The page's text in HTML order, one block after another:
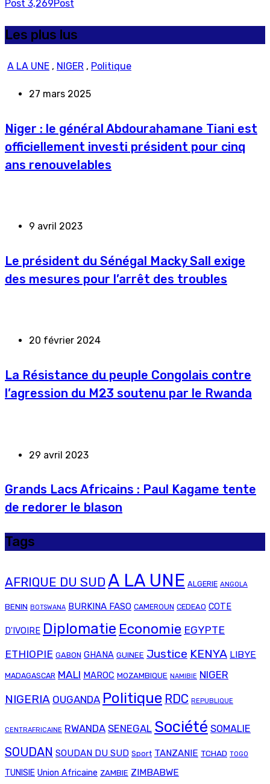
Post 3,269Post
Les plus lus
A LA UNE , NIGER , Politique
27 mars 2025
Niger : le général Abdourahamane Tiani est
officiellement investi président pour cinq
ans renouvelables
9 avril 2023
Le président du Sénégal Macky Sall exige
des mesures pour l’arrêt des troubles
20 février 2024
La Résistance du peuple Congolais contre
l’agression du M23 soutenu par le Rwanda
29 avril 2023
Grands Lacs Africains : Paul Kagame tente
de redorer le blason
Tags
AFRIQUE DU SUD A LA UNE ALGERIE ANGOLA
BENIN BOTSWANA BURKINA FASO CAMEROUN CEDEAO COTE
D'IVOIRE Diplomatie Economie EGYPTE
ETHIOPIE GABON GHANA GUINEE Justice KENYA LIBYE
MADAGASCAR MALI MAROC MOZAMBIQUE NAMIBIE NIGER
NIGERIA OUGANDA Politique RDC REPUBLIQUE
CENTRAFRICAINE RWANDA SENEGAL Société SOMALIE
SOUDAN SOUDAN DU SUD Sport TANZANIE TCHAD TOGO
TUNISIE Union Africaine ZAMBIE ZIMBABWE